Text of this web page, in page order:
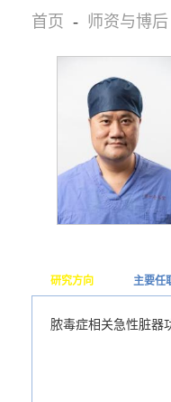
首页 - 师资与博后
研究方向 主要任
脓毒症相关急性脏器